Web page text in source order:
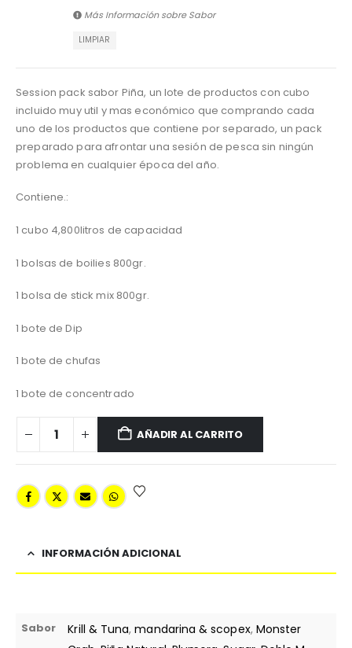
Más Información sobreSabor
LIMPIAR
Session pack sabor Piña, un lote de productos con cubo
incluido muy util y mas económico que comprando cada
uno de los productos que contiene por separado, un pack
preparado para afrontar una sesión de pesca sin ningún
problema en cualquier época del año.
Contiene.:
1 cubo 4,800litros de capacidad
1 bolsas de boilies 800gr.
1 bolsa de stick mix 800gr.
1 bote de Dip
1 bote de chufas
1 bote de concentrado
AÑADIR AL CARRITO
INFORMACIÓN ADICIONAL
Sabor Krill & Tuna,mandarina & scopex, Monster